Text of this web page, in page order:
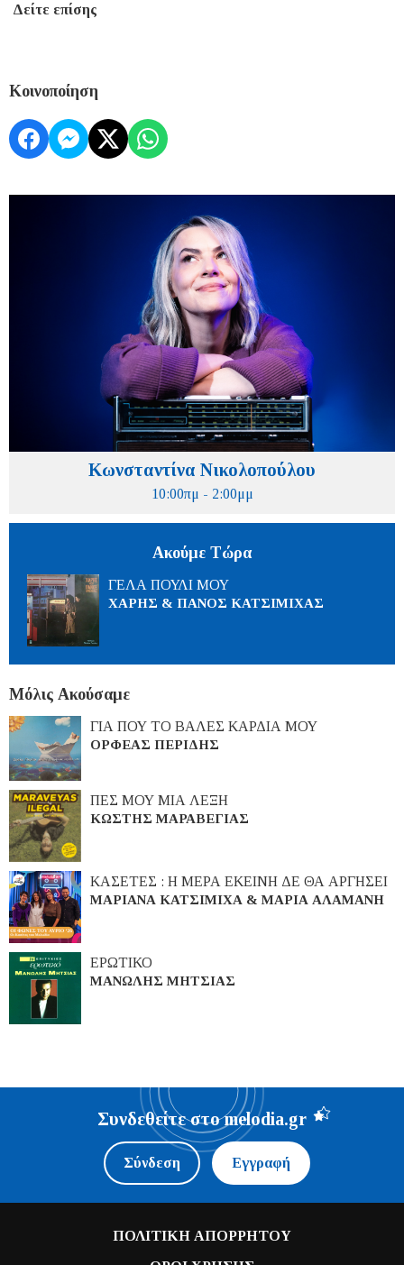
Δείτε επίσης
Κοινοποίηση
Κωνσταντίνα Νικολοπούλου
10:00πμ - 2:00μμ
Ακούμε Τώρα
ΓΕΛΑ ΠΟΥΛΙ ΜΟΥ
ΧΑΡΗΣ & ΠΑΝΟΣ ΚΑΤΣΙΜΙΧΑΣ
Μόλις Ακούσαμε
ΓΙΑ ΠΟΥ ΤΟ ΒΑΛΕΣ ΚΑΡΔΙΑ ΜΟΥ
ΟΡΦΕΑΣ ΠΕΡΙΔΗΣ
ΠΕΣ ΜΟΥ ΜΙΑ ΛΕΞΗ
ΚΩΣΤΗΣ ΜΑΡΑΒΕΓΙΑΣ
ΚΑΣΕΤΕΣ : Η ΜΕΡΑ ΕΚΕΙΝΗ ΔΕ ΘΑ ΑΡΓΗΣΕΙ
ΜΑΡΙΑΝΑ ΚΑΤΣΙΜΙΧΑ & ΜΑΡΙΑ ΑΛΑΜΑΝΗ
ΕΡΩΤΙΚΟ
ΜΑΝΩΛΗΣ ΜΗΤΣΙΑΣ
Συνδεθείτε στο melodia.gr
Σύνδεση Εγγραφή
ΠΟΛΙΤΙΚΗ ΑΠΟΡΡΗΤΟΥ